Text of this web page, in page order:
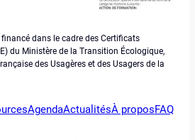
financé dans le cadre des Certificats
du Ministère de la Transition Écologique,
des Usagères et des Usagers de la
AgendaActualitésÀ proposFAQ